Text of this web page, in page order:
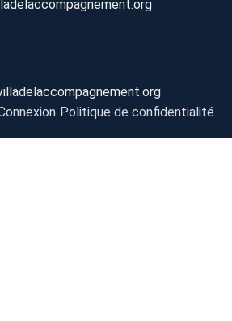
Politique de confidentialité